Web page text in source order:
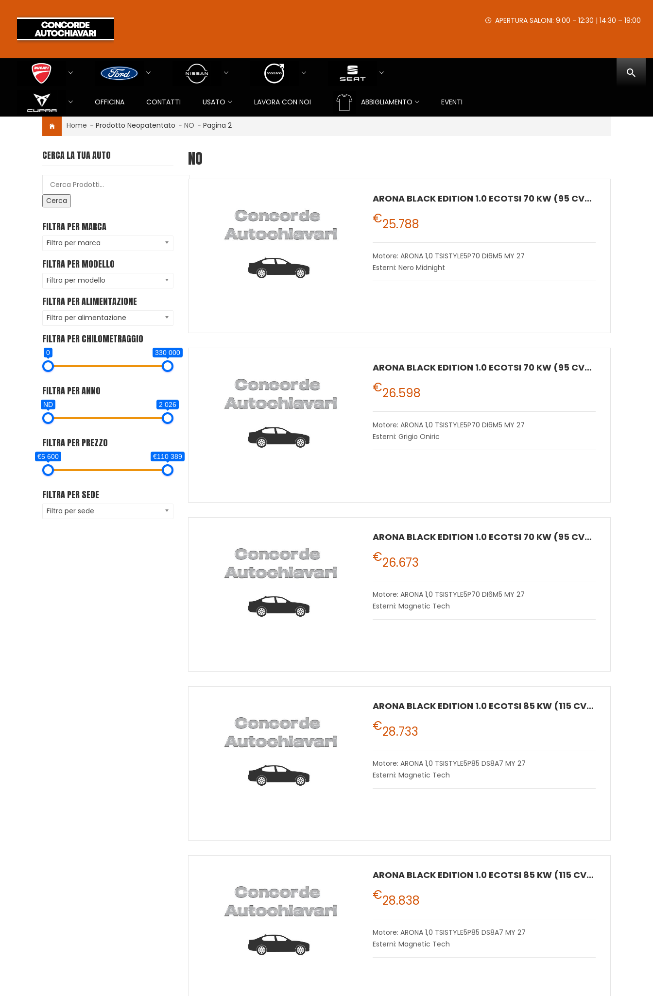
APERTURA SALONI: 9:00 - 12:30 | 14:30 – 19:00
OFFICINA CONTATTI USATO LAVORA CON NOI ABBIGLIAMENTO EVENTI
Home - Prodotto Neopatentato - NO - Pagina 2
CERCA LA TUA AUTO
Cerca
FILTRA PER MARCA
Filtra per marca
FILTRA PER MODELLO
Filtra per modello
FILTRA PER ALIMENTAZIONE
Filtra per alimentazione
FILTRA PER CHILOMETRAGGIO
0 330 000
FILTRA PER ANNO
ND 2 026
FILTRA PER PREZZO
€5 600 €110 389
FILTRA PER SEDE
Filtra per sede
NO
ARONA BLACK EDITION 1.0 ECOTSI 70 KW (95 CV) BENZINA MANUALE 5 MARCE 2WD
€25.788
Motore: ARONA 1,0 TSISTYLE5P70 DI6M5 MY 27
Esterni: Nero Midnight
ARONA BLACK EDITION 1.0 ECOTSI 70 KW (95 CV) BENZINA MANUALE 5 MARCE 2WD
€26.598
Motore: ARONA 1,0 TSISTYLE5P70 DI6M5 MY 27
Esterni: Grigio Oniric
ARONA BLACK EDITION 1.0 ECOTSI 70 KW (95 CV) BENZINA MANUALE 5 MARCE 2WD
€26.673
Motore: ARONA 1,0 TSISTYLE5P70 DI6M5 MY 27
Esterni: Magnetic Tech
ARONA BLACK EDITION 1.0 ECOTSI 85 KW (115 CV) BENZINA DSG 7 MARCE 2WD
€28.733
Motore: ARONA 1,0 TSISTYLE5P85 DS8A7 MY 27
Esterni: Magnetic Tech
ARONA BLACK EDITION 1.0 ECOTSI 85 KW (115 CV) BENZINA DSG 7 MARCE 2WD
€28.838
Motore: ARONA 1,0 TSISTYLE5P85 DS8A7 MY 27
Esterni: Magnetic Tech